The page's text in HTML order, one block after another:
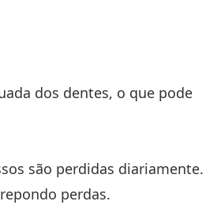
dos dentes, o que pode
são perdidas diariamente.
perdas.